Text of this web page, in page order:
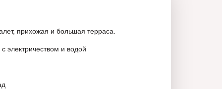
прихожая и большая терраса.
электричеством и водой